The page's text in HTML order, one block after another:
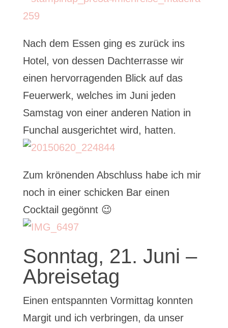
Nach dem Essen ging es zurück ins
Hotel, von dessen Dachterrasse wir
einen hervorragenden Blick auf das
Feuerwerk, welches im Juni jeden
Samstag von einer anderen Nation in
Funchal ausgerichtet wird, hatten.
Zum krönenden Abschluss habe ich mir
noch in einer schicken Bar einen
Cocktail gegönnt 😉
Sonntag, 21. Juni –
Abreisetag
Einen entspannten Vormittag konnten
Margit und ich verbringen, da unser